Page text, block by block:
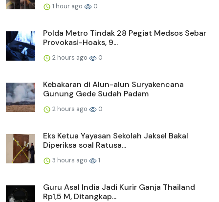
1 hour ago 0
Polda Metro Tindak 28 Pegiat Medsos Sebar
Provokasi-Hoaks, 9...
2 hours ago 0
Kebakaran di Alun-alun Suryakencana
Gunung Gede Sudah Padam
2 hours ago 0
Eks Ketua Yayasan Sekolah Jaksel Bakal
Diperiksa soal Ratusa...
3 hours ago 1
Guru Asal India Jadi Kurir Ganja Thailand
Rp1,5 M, Ditangkap...